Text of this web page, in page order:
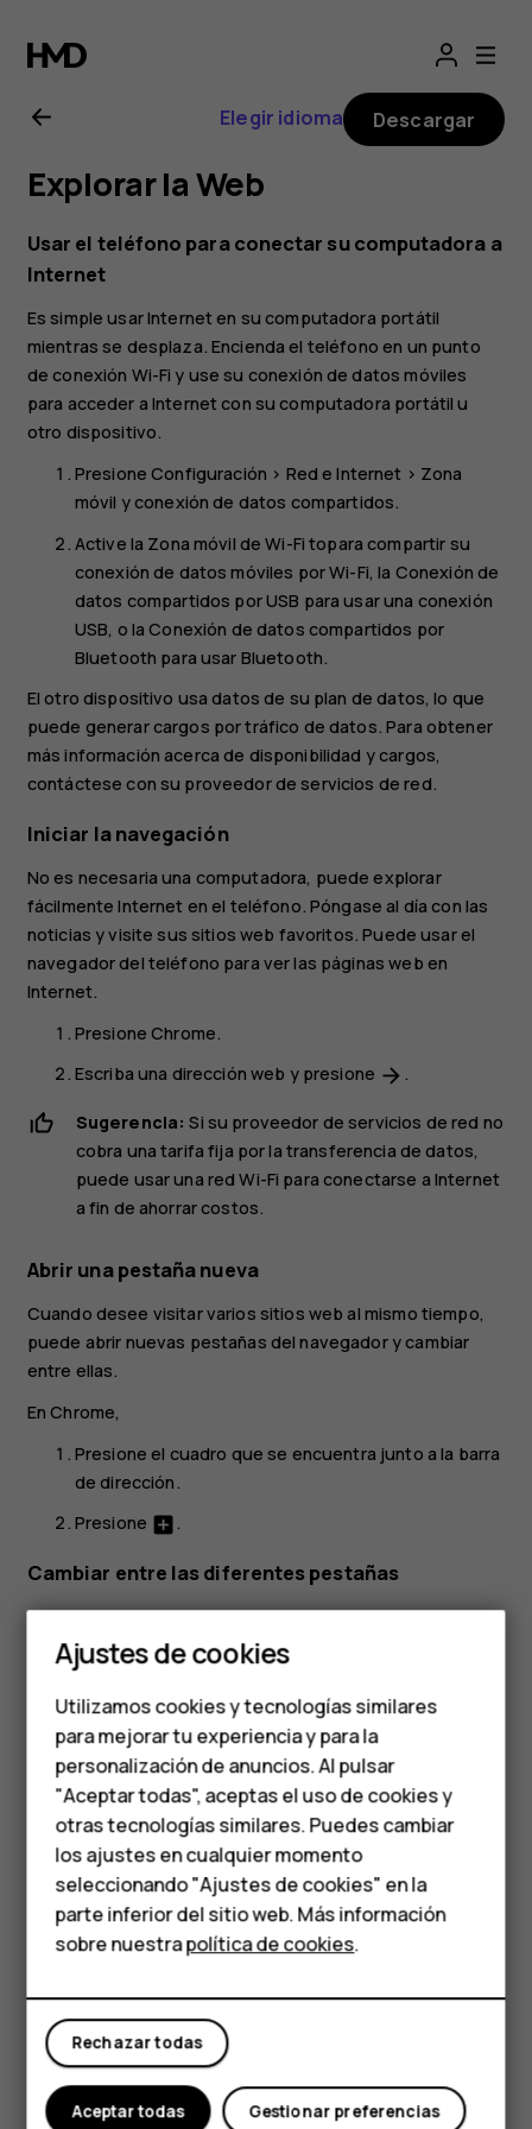
Manual
del
usuario
de
Nokia
2.1
Smartphones
Teléfonos de gama
media
Teléfonos para
personas mayores
HMD Terra M
Comprar
Mi cuenta
Elegir idioma Descargar
Explorar la Web
Usar el teléfono para conectar su computadora a
Internet
Es simple usar Internet en su computadora portátil
mientras se desplaza. Encienda el teléfono en un punto
de conexión Wi-Fi y use su conexión de datos móviles
para acceder a Internet con su computadora portátil u
otro dispositivo.
PresioneConfiguración > Red e Internet > Zona
móvil y conexión de datos compartidos.
Active la Zona móvil de Wi-Fi topara compartir su
conexión de datos móviles por Wi-Fi, la Conexión de
datos compartidos por USB para usar una conexión
USB, o laConexión de datos compartidos por
Bluetooth para usar Bluetooth.
El otro dispositivo usa datos de su plan de datos, lo que
puede generar cargos por tráfico de datos. Para obtener
más información acerca de disponibilidad y cargos,
contáctese con su proveedor de servicios de red.
Iniciar la navegación
No es necesaria una computadora, puede explorar
fácilmente Internet en el teléfono. Póngase al día con las
noticias y visite sus sitios web favoritos. Puede usar el
navegador del teléfono para ver las páginas web en
Internet.
PresioneChrome.
Escriba una dirección web y presione arrow_forward .
Sugerencia: Si su proveedor de servicios de red no
cobra una tarifa fija por la transferencia de datos,
puede usar una red Wi-Fi para conectarse a Internet
a fin de ahorrar costos.
Abrir una pestaña nueva
Cuando desee visitar varios sitios web al mismo tiempo,
puede abrir nuevas pestañas del navegador y cambiar
entre ellas.
En Chrome,
Presione el cuadro que se encuentra junto a la barra
de dirección.
Presione add_box.
Cambiar entre las diferentes pestañas
En Chrome,
Presione el cuadro que se encuentra junto a la barra
Presione la pestaña que quiera.
Cerrar una pestaña
En Chrome,
Presione el cuadro que se encuentra junto a la barra
de dirección.
Presione
X en la pestaña que quiera cerrar.
Explore la Web y el mundo exterior con el buscador de
Google. Puede usar el teclado para escribir las palabras
de la búsqueda.
En Chrome,
Ajustes de cookies
Utilizamos cookies y tecnologías similares
para mejorar tu experiencia y para la
personalización de anuncios. Al pulsar
"Aceptar todas", aceptas el uso de cookies y
otras tecnologías similares. Puedes cambiar
los ajustes en cualquier momento
seleccionando "Ajustes de cookies" en la
parte inferior del sitio web. Más información
sobre nuestrapolítica de cookies.
Rechazar todas
Gestionar preferencias
Aceptar todas